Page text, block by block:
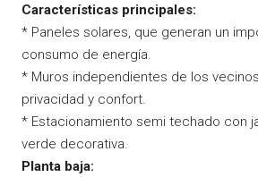
Características principales:
* Paneles solares, que generan un
consumo de energía.
* Muros independientes de los
privacidad y confort.
* Estacionamiento semi techado con
verde decorativa.
Planta baja: